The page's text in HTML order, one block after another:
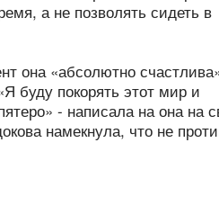
а не позволять сидеть в
она «абсолютно
буду покорять этот мир и
- написала на она на
намекнула, что не